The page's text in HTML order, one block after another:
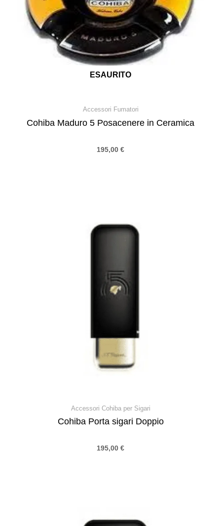
ESAURITO
Accessori Fumatori
Cohiba Maduro 5 Posacenere in Ceramica
195,00 €
Accessori Cohiba per Sigari
Cohiba Porta sigari Doppio
195,00 €